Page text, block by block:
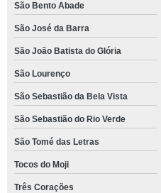
São Bento Abade
São José da Barra
São João Batista do Glória
São Lourenço
São Sebastião da Bela Vista
São Sebastião do Rio Verde
São Tomé das Letras
Tocos do Moji
Três Corações